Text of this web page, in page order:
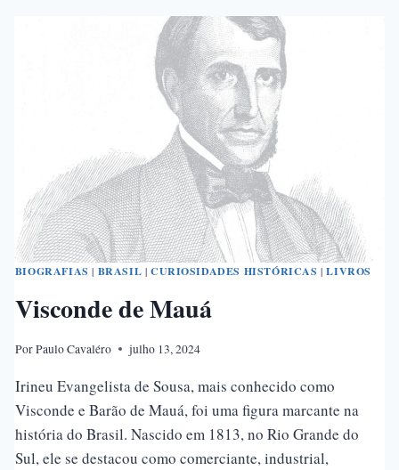
BIOGRAFIAS | BRASIL | CURIOSIDADES HISTÓRICAS |LIVROS
Visconde de Mauá
PorPaulo Cavaléro julho 13, 2024
Irineu Evangelista de Sousa, mais conhecido como
Visconde e Barão de Mauá, foi uma figura marcante na
história do Brasil. Nascido em 1813, no Rio Grande do
Sul, ele se destacou como comerciante, industrial,